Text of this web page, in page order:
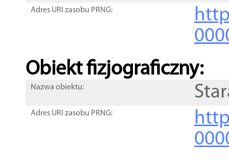
Adres URI zasobu PRNG:
Obiekt fizjograficzny:
Nazwa obiektu:
Adres URI zasobu PRNG: